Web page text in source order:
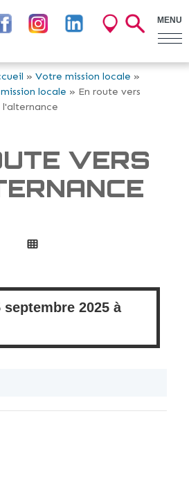
MENU
» Votre mission locale »
locale » En route vers
l'alternance
VERS
septembre 2025 à